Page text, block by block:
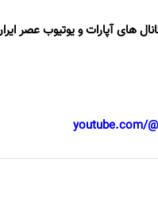
های آپارات و یوتیوب عصر
youtube.com/